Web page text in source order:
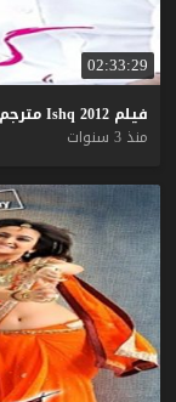
02:33:29
فيلم Ishq 2012
مترجم
منذ 3 سنوات